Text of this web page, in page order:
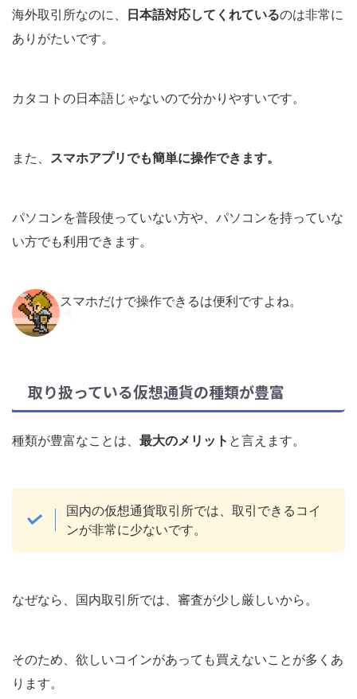
海外取引所なのに、 日本語対応してくれているのは非常に
ありがたいです。
カタコトの日本語じゃないので分かりやすいです。
また、 スマホアプリでも簡単に操作できます。
パソコンを普段使っていない方や、パソコンを持っていな
い方でも利用できます。
スマホだけで操作できるは便利ですよね。
取り扱っている仮想通貨の種類が豊富
種類が豊富なことは、 最大のメリット と言えます。
国内の仮想通貨取引所では、取引できるコイ
ンが非常に少ないです。
なぜなら、国内取引所では、審査が少し厳しいから。
そのため、欲しいコインがあっても買えないことが多くあ
ります。